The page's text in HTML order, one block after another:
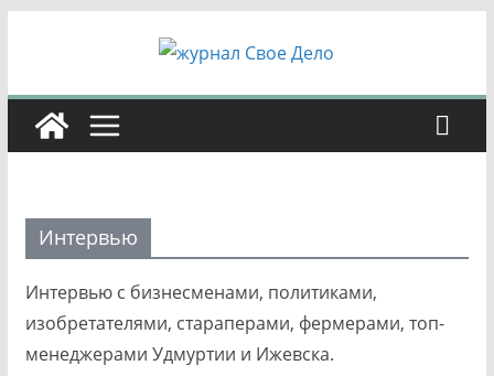
Интервью
Интервью с бизнесменами, политиками,
изобретателями, стараперами, фермерами, топ-
менеджерами Удмуртии и Ижевска.